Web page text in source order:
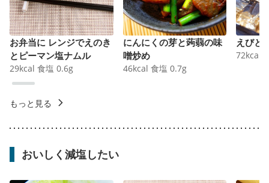
お弁当に レンジでえのき
とピーマン塩ナムル
29kcal 食塩 0.6g
にんにくの芽と蒟蒻の味
噌炒め
46kcal 食塩 0.7g
えびと
72kcal
もっと見る
おいしく減塩したい